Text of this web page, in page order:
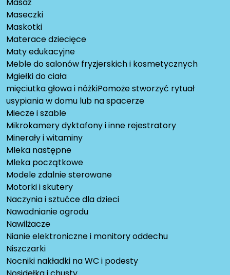
Masaż
Maseczki
Maskotki
Materace dziecięce
Maty edukacyjne
Meble do salonów fryzjerskich i kosmetycznych
Mgiełki do ciała
mięciutka głowa i nóżkiPomoże stworzyć rytuał
usypiania w domu lub na spacerze
Miecze i szable
Mikrokamery dyktafony i inne rejestratory
Minerały i witaminy
Mleka następne
Mleka początkowe
Modele zdalnie sterowane
Motorki i skutery
Naczynia i sztućce dla dzieci
Nawadnianie ogrodu
Nawilżacze
Nianie elektroniczne i monitory oddechu
Niszczarki
Nocniki nakładki na WC i podesty